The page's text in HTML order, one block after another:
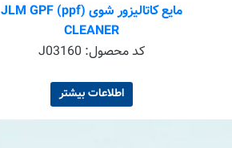
مایع کاتالیزور شوی JLM GPF (ppf)
CLEANER
کد محصول: J03160
اطلاعات بیشتر